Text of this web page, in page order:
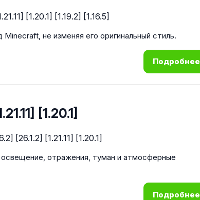
не изменяя его оригинальный стиль.
Подробнее
[1.20.1]
отражения, туман и атмосферные
Подробнее